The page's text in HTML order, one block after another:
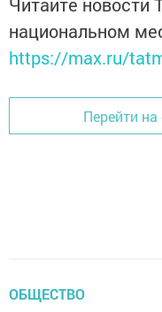
национальном
https://max.ru/
Перейти
ОБЩЕСТВО